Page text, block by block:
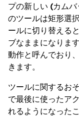
プの新しい (カム
のツールは矩形選
ールに切り替える
ブなままになりま
動作と呼んでおり
きます。
ツールに関するお
で最後に使ったア
れるようになった